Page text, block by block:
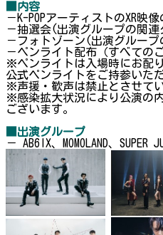
■内容
－K-POPアーティストのXR映
－抽選会(出演グループの関連
－フォトゾーン(出演グルー
－ペンライト配布（すべての
※ペンライトは入場時にお配
公式ペンライトをご持参いた
※声援・歓声は禁止とさせて
※感染拡大状況により公演の
ございます。
■出演グループ
－ AB6IX、MOMOLAND、SUPER